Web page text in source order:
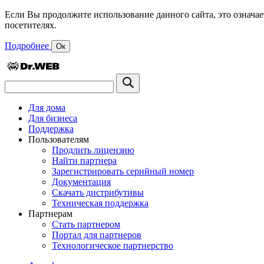
Если Вы продолжите использование данного сайта, это
посетителях.
Подробнее Ок
Для дома
Для бизнеса
Поддержка
Пользователям
Продлить лицензию
Найти партнера
Зарегистрировать серийный номер
Документация
Скачать дистрибутивы
Техническая поддержка
Партнерам
Стать партнером
Портал для партнеров
Технологическое партнерство